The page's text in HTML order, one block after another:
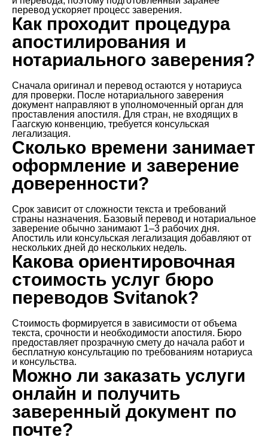
перевод ускоряет процесс заверения.
Как проходит процедура
апостилирования и
нотариального заверения?
Сначала оригинал и перевод остаются у нотариуса
для проверки. После нотариального заверения
документ направляют в уполномоченный орган для
проставления апостиля. Для стран, не входящих в
Гаагскую конвенцию, требуется консульская
легализация.
Сколько времени занимает
оформление и заверение
доверенности?
Срок зависит от сложности текста и требований
страны назначения. Базовый перевод и нотариальное
заверение обычно занимают 1–3 рабочих дня.
Апостиль или консульская легализация добавляют от
нескольких дней до нескольких недель.
Какова ориентировочная
стоимость услуг бюро
переводов Svitanok?
Стоимость формируется в зависимости от объема
текста, срочности и необходимости апостиля. Бюро
предоставляет прозрачную смету до начала работ и
бесплатную консультацию по требованиям нотариуса
и консульства.
Можно ли заказать услуги
онлайн и получить
заверенный документ по
почте?